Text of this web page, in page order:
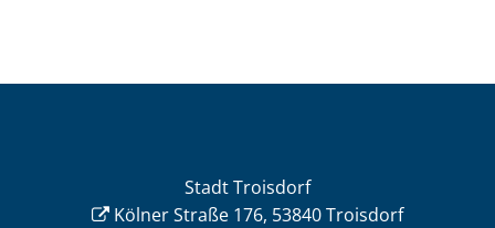
Stadt Troisdorf
Kölner Straße 176, 53840 Troisdorf